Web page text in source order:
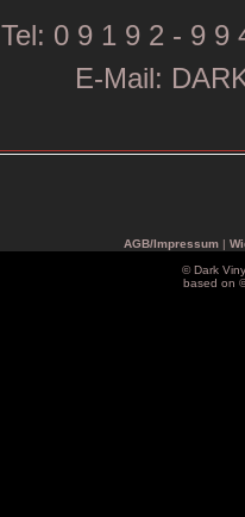
Tel: 0 9 1 9 2 - 9 9
E-Mail:
AGB/Impressum|
© Dark
based on